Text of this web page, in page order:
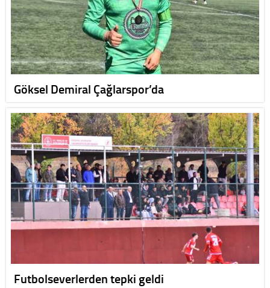
Göksel Demiral Çağlarspor’da
Futbolseverlerden tepki geldi